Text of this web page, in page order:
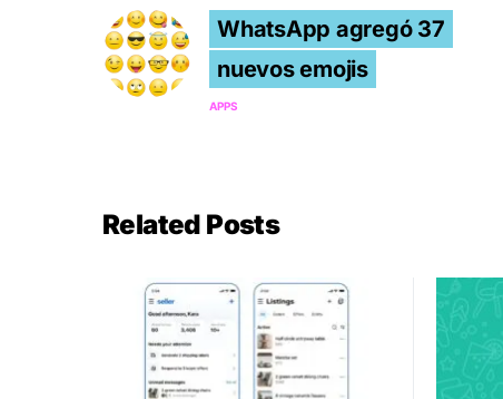
WhatsApp agregó 37
nuevos emojis
APPS
Related Posts